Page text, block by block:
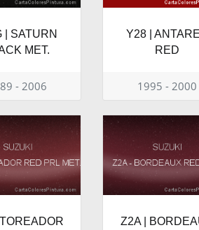
| SATURN
MET.
- 2006
Y28 |
RED
1995 - 2000
Z2A |